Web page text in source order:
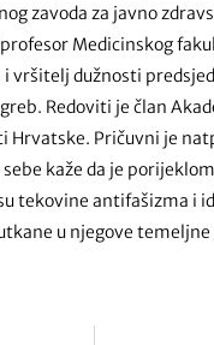
zavoda za javno
Medicinskog
i vršitelj dužnosti
Redoviti je član
Hrvatske. Pričuvni je
kaže da je
tekovine antifašizma i
u njegove